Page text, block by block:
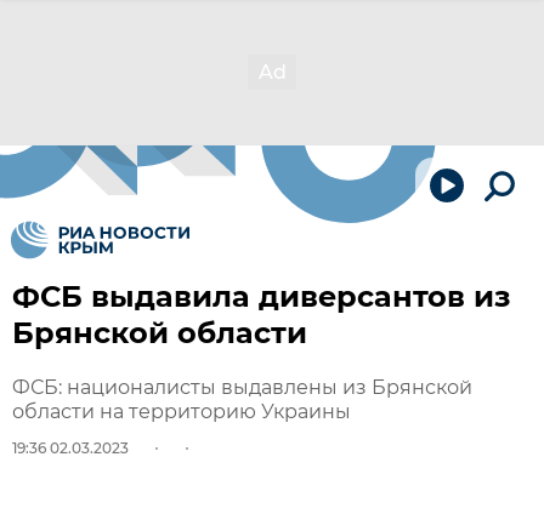
ФСБ выдавила диверсантов из
Брянской области
ФСБ: националисты выдавлены из Брянской
области на территорию Украины
19:36 02.03.2023